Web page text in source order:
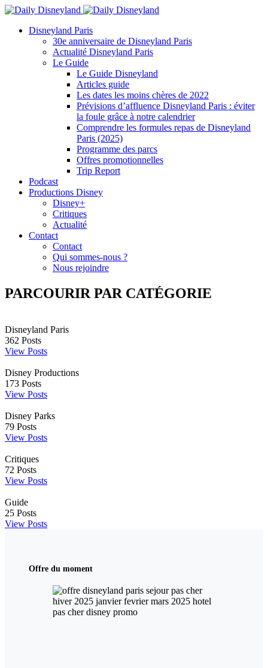
Disneyland Paris
30e anniversaire de Disneyland Paris
Actualité Disneyland Paris
Le Guide
Le Guide Disneyland
Articles guide
Les dates les moins chères de 2022
Prévisions d’affluence Disneyland Paris : éviter
la foule grâce à notre calendrier
Comprendre les formules repas de Disneyland
Paris (2025)
Programme des parcs
Offres promotionnelles
Trip Report
Podcast
Productions Disney
Disney+
Critiques
Actualité
Contact
Contact
Qui sommes-nous ?
Nous rejoindre
PARCOURIR PAR CATÉGORIE
Disneyland Paris
362 Posts
View Posts
Disney Productions
173 Posts
View Posts
Disney Parks
79 Posts
View Posts
Critiques
72 Posts
View Posts
Guide
25 Posts
View Posts
Offre du moment